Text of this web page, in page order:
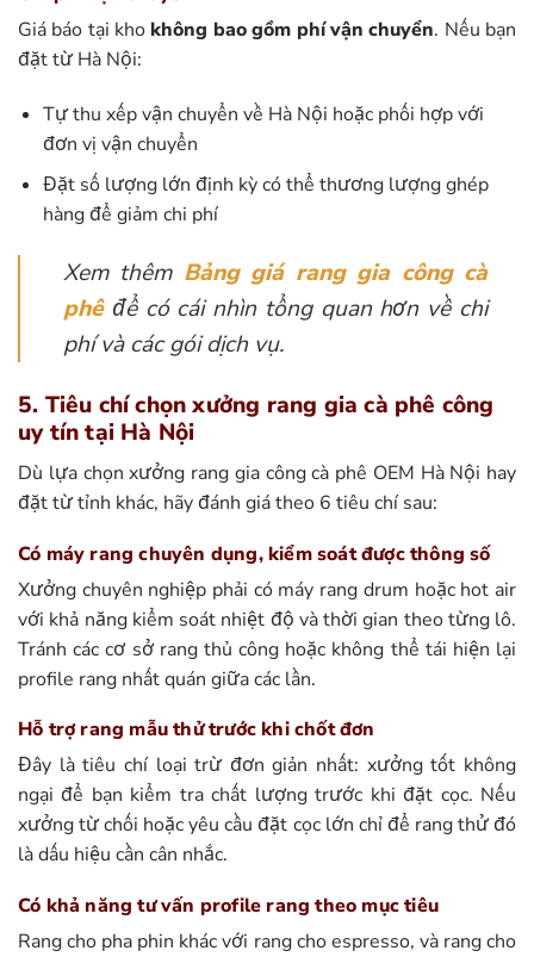
Giá báo tại kho không bao gồm phí vận chuyển. Nếu bạn
đặt từ Hà Nội:
Tự thu xếp vận chuyển về Hà Nội hoặc phối hợp với
đơn vị vận chuyển
Đặt số lượng lớn định kỳ có thể thương lượng ghép
hàng để giảm chi phí
Xem thêm Bảng giá rang gia công cà
phêđể có cái nhìn tổng quan hơn về chi
phí và các gói dịch vụ.
5. Tiêu chí chọn xưởng rang gia cà phê công
uy tín tại Hà Nội
Dù lựa chọn xưởng rang gia công cà phê OEM Hà Nội hay
đặt từ tỉnh khác, hãy đánh giá theo 6 tiêu chí sau:
Có máy rang chuyên dụng, kiểm soát được thông số
Xưởng chuyên nghiệp phải có máy rang drum hoặc hot air
với khả năng kiểm soát nhiệt độ và thời gian theo từng lô.
Tránh các cơ sở rang thủ công hoặc không thể tái hiện lại
profile rang nhất quán giữa các lần.
Hỗ trợ rang mẫu thử trước khi chốt đơn
Đây là tiêu chí loại trừ đơn giản nhất: xưởng tốt không
ngại để bạn kiểm tra chất lượng trước khi đặt cọc. Nếu
xưởng từ chối hoặc yêu cầu đặt cọc lớn chỉ để rang thử đó
là dấu hiệu cần cân nhắc.
Có khả năng tư vấn profile rang theo mục tiêu
Rang cho pha phin khác với rang cho espresso, và rang cho